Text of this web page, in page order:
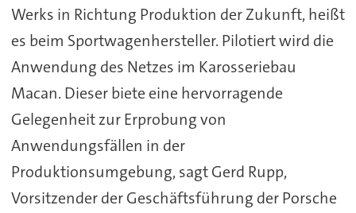
Werks in Richtung Produktion der Zukunft, heißt
es beim Sportwagenhersteller. Pilotiert wird die
Anwendung des Netzes im Karosseriebau
Macan. Dieser biete eine hervorragende
Gelegenheit zur Erprobung von
Anwendungsfällen in der
Produktionsumgebung, sagt Gerd Rupp,
Vorsitzender der Geschäftsführung der Porsche